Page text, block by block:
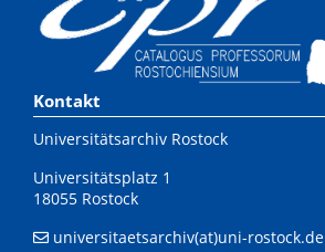
Kontakt
Universitätsarchiv Rostock
Universitätsplatz 1
18055 Rostock
universitaetsarchiv(at)uni-rostock.de